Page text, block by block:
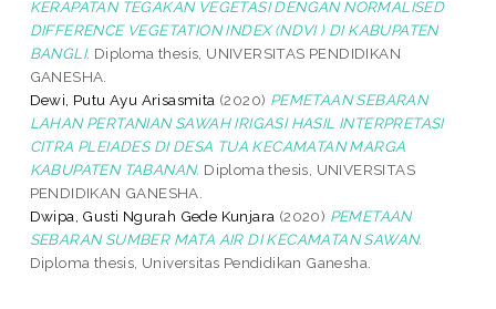
KERAPATAN TEGAKAN VEGETASI DENGAN NORMALISED
DIFFERENCE VEGETATION INDEX (NDVI ) DI KABUPATEN
BANGLI. Diploma thesis, UNIVERSITAS PENDIDIKAN
GANESHA.
Dewi, Putu Ayu Arisasmita (2020) PEMETAAN SEBARAN
LAHAN PERTANIAN SAWAH IRIGASI HASIL INTERPRETASI
CITRA PLEIADES DI DESA TUA KECAMATAN MARGA
KABUPATEN TABANAN. Diploma thesis, UNIVERSITAS
PENDIDIKAN GANESHA.
Dwipa, Gusti Ngurah Gede Kunjara (2020) PEMETAAN
SEBARAN SUMBER MATA AIR DI KECAMATAN SAWAN.
Diploma thesis, Universitas Pendidikan Ganesha.